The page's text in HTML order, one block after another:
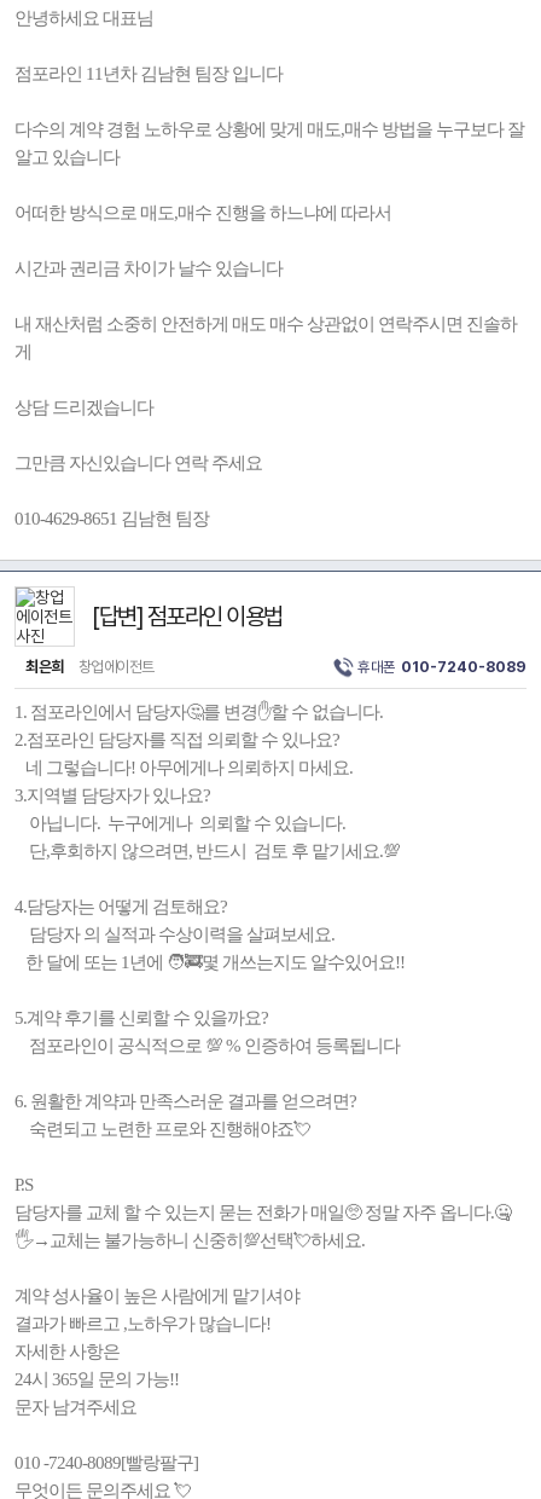
안녕하세요 대표님
점포라인 11년차 김남현 팀장 입니다
다수의 계약 경험 노하우로 상황에 맞게 매도,매수 방법을 누구보다 잘
알고 있습니다
어떠한 방식으로 매도,매수 진행을 하느냐에 따라서
시간과 권리금 차이가 날수 있습니다
내 재산처럼 소중히 안전하게 매도 매수 상관없이 연락주시면 진솔하
게
상담 드리겠습니다
그만큼 자신있습니다 연락 주세요
010-4629-8651 김남현 팀장
[답변] 점포라인 이용법
최은희 창업에이전트 휴대폰 010-7240-8089
1. 점포라인에서 담당자🤔를 변경✋️할 수 없습니다.
2.점포라인 담당자를 직접 의뢰할 수 있나요?
네 그렇습니다! 아무에게나 의뢰하지 마세요.
3.지역별 담당자가 있나요?
아닙니다. 누구에게나 의뢰할 수 있습니다.
단,후회하지 않으려면, 반드시 검토 후 맡기세요.💯
4.담당자는 어떻게 검토해요?
담당자 의 실적과 수상이력을 살펴보세요.
한 달에 또는 1년에 🧑‍🚒몇 개쓰는지도 알수있어요!!
5.계약 후기를 신뢰할 수 있을까요?
점포라인이 공식적으로 💯 % 인증하여 등록됩니다
6. 원활한 계약과 만족스러운 결과를 얻으려면?
숙련되고 노련한 프로와 진행해야죠💘
P.S
담당자를 교체 할 수 있는지 묻는 전화가 매일🥺 정말 자주 옵니다.🤐
🖐→교체는 불가능하니 신중히💯선택💘하세요.
계약 성사율이 높은 사람에게 맡기셔야
결과가 빠르고 ,노하우가 많습니다!
자세한 사항은
24시 365일 문의 가능!!
문자 남겨주세요
010 -7240-8089[빨랑팔구]
무엇이든 문의주세요 💘